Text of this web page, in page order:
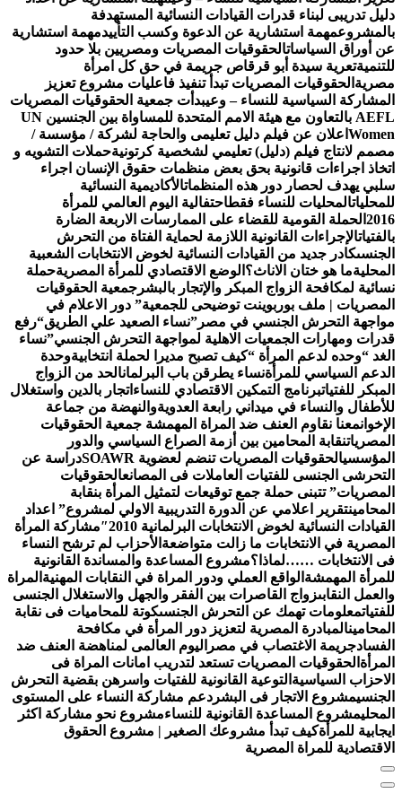
تدريبى لبناء قدرات القيادات النسائية المستهدفة
مهمة استشارية عن الدعوة وكسب التأييدمهمة استشارية
أوراق السياساتالحقوقيات المصريات ومصريين بلا حدود
تعرية سيدة أبو قرقاص جريمة في حق كل امرأة
الحقوقيات المصريات تبدأ تنفيذ فاعليات مشروع تعزيز
السياسية للنساء – وعيبدأت جمعية الحقوقيات المصريات
AEFL بالتعاون مع هيئة الامم المتحدة للمساواة بين الجنسين UN
اعلان عن فيلم دليل تعليمى والحاجة لشركة / مؤسسة /
لانتاج فيلم (دليل) تعليمي لشخصية كرتونيةحملات التشويه و
اجراءات قانونية بحق بعض منظمات حقوق الإنسان اجراء
يهدف لحصار دور هذه المنظماتالأكاديمية النسائية
المحليات للنساء فقطاحتفالية اليوم العالمي للمرأة
الحملة القومية للقضاء على الممارسات الاربعة الضارة
الإجراءات القانونية اللازمة لحماية الفتاة من التحرش
كادر جديد من القيادات النسائية لخوض الانتخابات الشعبية
ما هو ختان الاناث؟الوضع الاقتصادي للمرأة المصريةحملة
لمكافحة الزواج المبكر والإتجار بالبشرجمعية الحقوقيات
| ملف بوربوينت توضيحى للجمعية” دور الاعلام في
التحرش الجنسي في مصر” نساء الصعيد علي الطريق“رفع
ومهارات الجمعيات الاهلية لمواجهة التحرش الجنسي”نساء
“وحده لدعم المرأة “ كيف تصبح مديرا لحملة انتخابيةوحدة
السياسي للمرأة نساء يطرقن باب البرلمانالحد من الزواج
للفتياتبرنامج التمكين الاقتصادي للنساءاتجار بالدين واستغلال
والنساء في ميداني رابعة العدويةوالنهضة من جماعة
معنا نقاوم العنف ضد المراة المهمشة جمعية الحقوقيات
نقابة المحامين بين أزمة الصراع السياسي والدور
الحقوقيات المصريات تنضم لعضوية SOAWR
دراسة عن
الجنسى للفتيات العاملات فى المصانعالحقوقيات
تتبنى حملة جمع توقيعات لتمثيل المرأة بنقابة
تقرير اعلامي عن الدورة التدريبية الاولي لمشروع” اعداد
النسائية لخوض الانتخابات البرلمانية 2010″
مشاركة المرأة
في الانتخابات ما زالت متواضعةالأحزاب لم ترشح النساء
الانتخابات ……لماذا؟ مشروع المساعدة والمساندة القانونية
المهمشةالواقع العملي ودور المراة في النقابات المهنيةالمراة
النقابىزواج القاصرات بين الفقر والجهل والاستغلال الجنسى
معلومات تهمك عن التحرش الجنسىكوتة للمحاميات فى نقابة
المبادرة المصرية لتعزيز دور المرأة في مكافحة
جريمة الاغتصاب في مصراليوم العالمى لمناهضة العنف ضد
الحقوقيات المصريات تستعد لتدريب امانات المراة فى
السياسيةالتوعية القانونية للفتيات واسرهن بقضية التحرش
مشروع الاتجار فى البشردعم مشاركة النساء على المستوى
مشروع المساعدة القانونية للنساءمشروع نحو مشاركة اكثر
للمرأة كيف تبدأ مشروعك الصغير | مشروع الحقوق
للمراة المصرية